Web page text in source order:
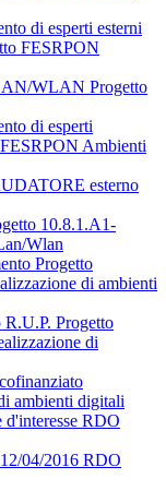
di esperti esterni
FESRPON
WLAN Progetto
di esperti
Ambienti
esterno
10.8.1.A1-
Wlan
Progetto
di ambienti
Progetto
di
ambienti digitali
RDO
04/2016 RDO